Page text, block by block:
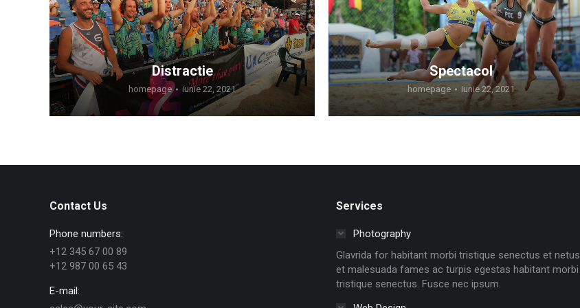
Distractie
homepage iunie 22, 2021
Spectacol
homepage iunie 22, 2021
Contact Us
Phone numbers:
+12 345 67 00 89
+12 987 00 65 43
E-mail:
Services
Photography
Glavrida for habitant morbi tristique senectus et netus
et malesuada fames ac turpis egestas habitant morbi
tristique senectus. Fusce nec ipsum.